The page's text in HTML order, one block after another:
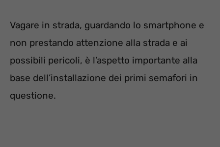
Vagare in strada, guardando lo smartphone e
non prestando attenzione alla strada e ai
possibili pericoli, è l’aspetto importante alla
base dell’installazione dei primi semafori in
questione.